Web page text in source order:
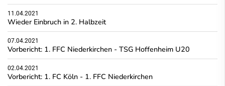
11.04.2021
Wieder Einbruch in 2. Halbzeit
07.04.2021
Vorbericht: 1. FFC Niederkirchen - TSG Hoffenheim U20
02.04.2021
Vorbericht: 1. FC Köln - 1. FFC Niederkirchen